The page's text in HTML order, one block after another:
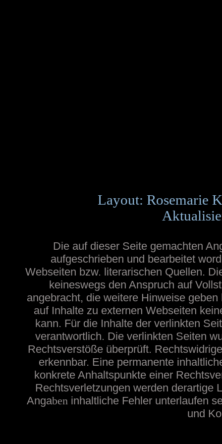
Layout: Rosemarie
Die auf dieser Seite gemachten
aufgeschrieben und bearbeitet
Webseiten bzw. literarischen Quellen.
keineswegs den Anspruch auf
angebracht, die weitere Hinweise
auf Inhalte zu externen Webseiten
kann. Für die Inhalte der verlinkten
verantwortlich. Die verlinkten Seiten
Rechtsverstöße überprüft.
erkennbar. Eine permanente
konkrete Anhaltspunkte einer
Rechtsverletzungen werden derartige
Angaben inhaltliche Fehler unterlaufen
und